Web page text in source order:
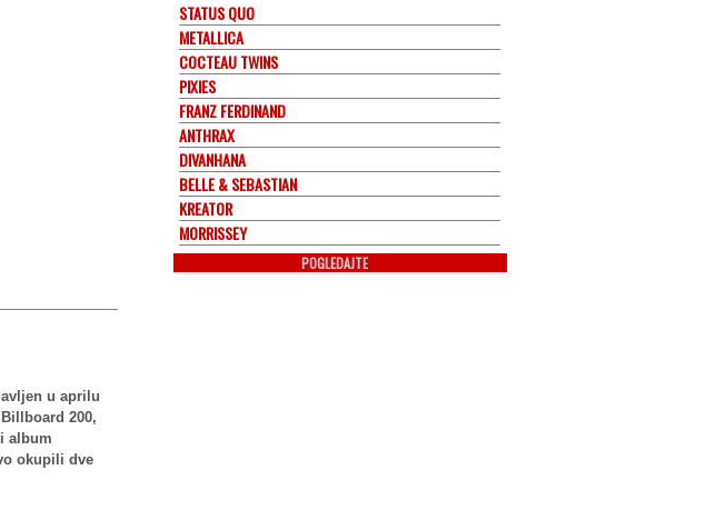
u aprilu
200,
album
okupili dve
STATUS QUO
METALLICA
COCTEAU TWINS
PIXIES
FRANZ FERDINAND
ANTHRAX
DIVANHANA
BELLE & SEBASTIAN
KREATOR
MORRISSEY
POGLEDAJTE